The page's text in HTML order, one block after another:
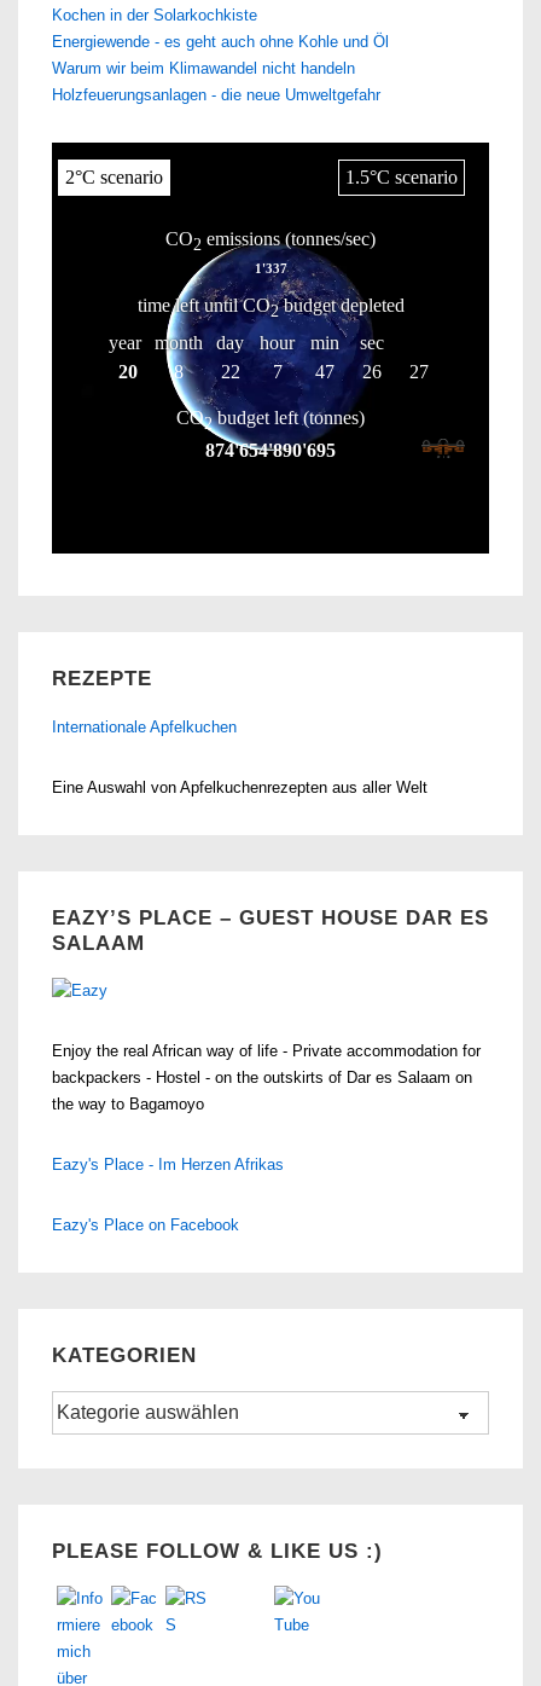
Kochen in der Solarkochkiste
Energiewende - es geht auch ohne Kohle und Öl
Warum wir beim Klimawandel nicht handeln
Holzfeuerungsanlagen - die neue Umweltgefahr
REZEPTE
Internationale Apfelkuchen
Eine Auswahl von Apfelkuchenrezepten aus aller Welt
EAZY’S PLACE – GUEST HOUSE DAR ES
SALAAM
Enjoy the real African way of life - Private accommodation for
backpackers - Hostel - on the outskirts of Dar es Salaam on
the way to Bagamoyo
Eazy's Place - Im Herzen Afrikas
Eazy's Place on Facebook
KATEGORIEN
Kategorien
PLEASE FOLLOW & LIKE US :)